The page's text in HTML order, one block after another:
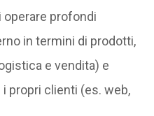
operare profondi
in termini di prodotti,
e vendita) e
propri clienti (es. web,